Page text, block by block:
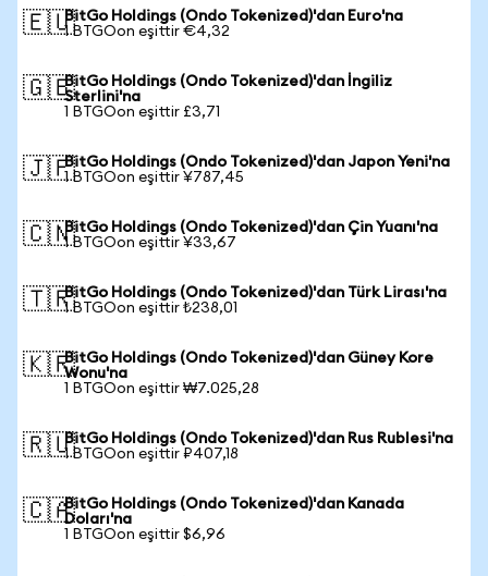
🇪🇺BitGo Holdings (Ondo Tokenized)'dan Euro'na
1 BTGOon eşittir €4,32
🇬🇧BitGo Holdings (Ondo Tokenized)'dan İngiliz
Sterlini'na
1 BTGOon eşittir £3,71
🇯🇵BitGo Holdings (Ondo Tokenized)'dan Japon Yeni'na
1 BTGOon eşittir ¥787,45
🇨🇳BitGo Holdings (Ondo Tokenized)'dan Çin Yuanı'na
1 BTGOon eşittir ¥33,67
🇹🇷BitGo Holdings (Ondo Tokenized)'dan Türk Lirası'na
1 BTGOon eşittir ₺238,01
🇰🇷BitGo Holdings (Ondo Tokenized)'dan Güney Kore
Wonu'na
1 BTGOon eşittir ₩7.025,28
🇷🇺BitGo Holdings (Ondo Tokenized)'dan Rus Rublesi'na
1 BTGOon eşittir ₽407,18
🇨🇦BitGo Holdings (Ondo Tokenized)'dan Kanada
Doları'na
1 BTGOon eşittir $6,96